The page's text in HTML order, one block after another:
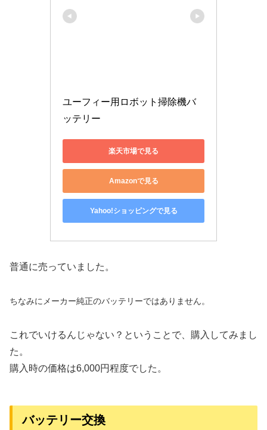
ユーフィー用ロボット掃除機バ
ッテリー
楽天市場で見る
Amazonで見る
Yahoo!ショッピングで見る
普通に売っていました。
ちなみにメーカー純正のバッテリーではありません。
これでいけるんじゃない？ということで、購入してみまし
た。
購入時の価格は6,000円程度でした。
バッテリー交換